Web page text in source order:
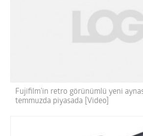
Fujifilm’in retro görünümlü yeni
temmuzda piyasada [Video]